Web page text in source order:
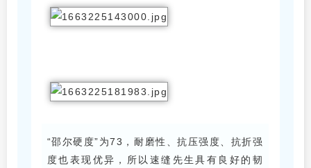
“邵尔硬度”为73，耐磨性、抗压强度、抗折强
度也表现优异，所以速缝先生具有良好的韧